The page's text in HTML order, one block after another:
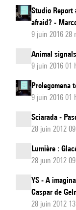
Studio Report
afraid? -
9 juin 2016 28
Animal
9 juin 2016 01
Prolegomena
9 juin 2016 01
Sciarada -
28 juin 2012
Lumière :
28 juin 2012
YS - A
Caspar de
28 juin 2012